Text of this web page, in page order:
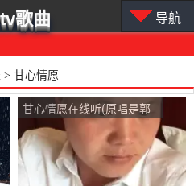
歌曲 导航
> 甘心情愿
甘心情愿在线听(原唱是郭
峰)，卜xiang曾经演唱点
播:60次